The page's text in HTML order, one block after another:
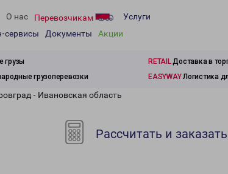
О нас Перевозчикам
Услуги
сервисы
Документы Акции
грузы RETAILДоставка в
грузоперевозки EASYWAYЛогистика
- Ивановская область
Рассчитать и